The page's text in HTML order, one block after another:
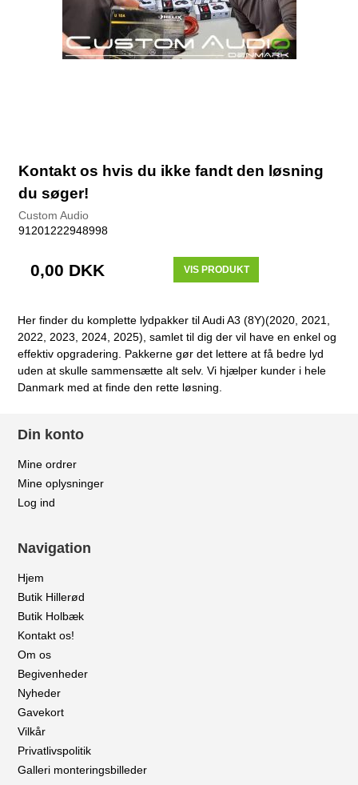
Kontakt os hvis du ikke fandt den løsning
du søger!
Custom Audio
91201222948998
0,00 DKK VIS PRODUKT
Her finder du komplette lydpakker til Audi A3 (8Y)(2020, 2021,
2022, 2023, 2024, 2025), samlet til dig der vil have en enkel og
effektiv opgradering. Pakkerne gør det lettere at få bedre lyd
uden at skulle sammensætte alt selv. Vi hjælper kunder i hele
Danmark med at finde den rette løsning.
Din konto
Mine ordrer
Mine oplysninger
Log ind
Navigation
Hjem
Butik Hillerød
Butik Holbæk
Kontakt os!
Om os
Begivenheder
Nyheder
Gavekort
Vilkår
Privatlivspolitik
Galleri monteringsbilleder